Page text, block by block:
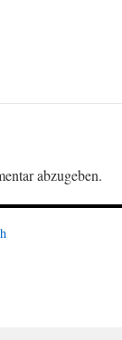
abzugeben.